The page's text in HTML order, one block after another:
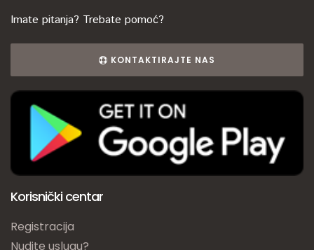
Imate pitanja? Trebate pomoć?
KONTAKTIRAJTE NAS
Korisnički centar
Registracija
Nudite uslugu?